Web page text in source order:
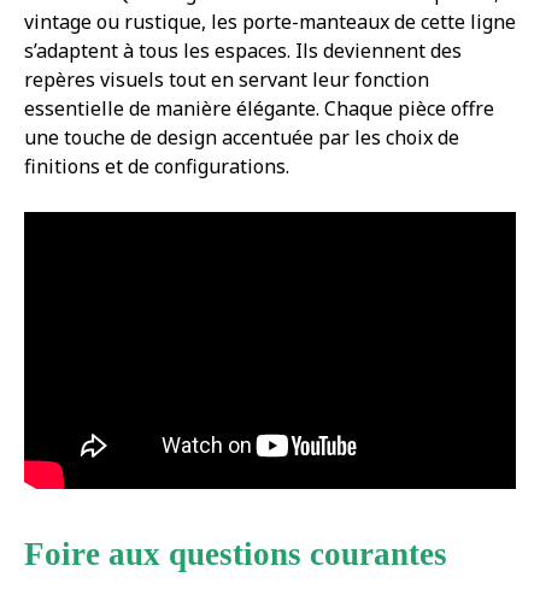
vintage ou rustique, les porte-manteaux de cette ligne
s’adaptent à tous les espaces. Ils deviennent des
repères visuels tout en servant leur fonction
essentielle de manière élégante. Chaque pièce offre
une touche de design accentuée par les choix de
finitions et de configurations.
Foire aux questions courantes